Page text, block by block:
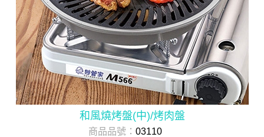
和風燒烤盤(中)/烤肉盤
商品品號： 03110